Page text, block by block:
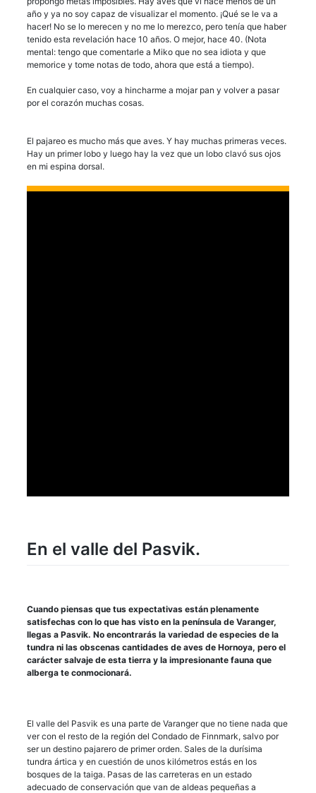
año y ya no soy capaz de visualizar el momento. ¡Qué se le va a
hacer! No se lo merecen y no me lo merezco, pero tenía que haber
tenido esta revelación hace 10 años. O mejor, hace 40. (Nota
mental: tengo que comentarle a Miko que no sea idiota y que
memorice y tome notas de todo, ahora que está a tiempo).
En cualquier caso, voy a hincharme a mojar pan y volver a pasar
por el corazón muchas cosas.
El pajareo es mucho más que aves. Y hay muchas primeras veces.
Hay un primer lobo y luego hay la vez que un lobo clavó sus ojos
en mi espina dorsal.
En el valle del Pasvik.
Cuando piensas que tus expectativas están plenamente
satisfechas con lo que has visto en la península de Varanger,
llegas a Pasvik. No encontrarás la variedad de especies de la
tundra ni las obscenas cantidades de aves de Hornoya, pero el
carácter salvaje de esta tierra y la impresionante fauna que
alberga te conmocionará.
El valle del Pasvik es una parte de Varanger que no tiene nada que
ver con el resto de la región del Condado de Finnmark, salvo por
ser un destino pajarero de primer orden. Sales de la durísima
tundra ártica y en cuestión de unos kilómetros estás en los
bosques de la taiga. Pasas de las carreteras en un estado
adecuado de conservación que van de aldeas pequeñas a